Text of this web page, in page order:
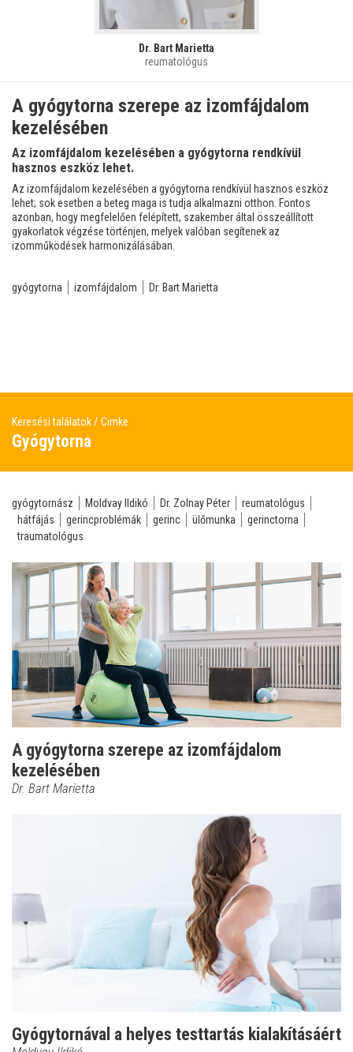
Dr. Bart Marietta
reumatológus
A gyógytorna szerepe az izomfájdalom
kezelésében
Az izomfájdalom kezelésében a gyógytorna rendkívül
hasznos eszköz lehet.
Az izomfájdalom kezelésében a gyógytorna rendkívül hasznos eszköz
lehet; sok esetben a beteg maga is tudja alkalmazni otthon. Fontos
azonban, hogy megfelelően felépített, szakember által összeállított
gyakorlatok végzése történjen, melyek valóban segítenek az
izomműködések harmonizálásában.
gyógytorna izomfájdalom Dr. Bart Marietta
Keresési találatok Cimke
Gyógytorna
gyógytornász Moldvay Ildikó Dr. Zolnay Péter
reumatológus
hátfájás
gerincproblémák gerinc ülőmunka
gerinctorna
traumatológus
A gyógytorna szerepe az izomfájdalom
kezelésében
Dr. Bart Marietta
Gyógytornával a helyes testtartás kialakításáért